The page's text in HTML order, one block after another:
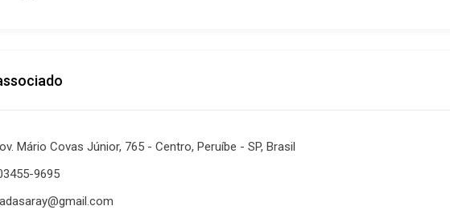
Mário Covas Júnior, 765 - Centro, Peruíbe - SP, Brasil
9695